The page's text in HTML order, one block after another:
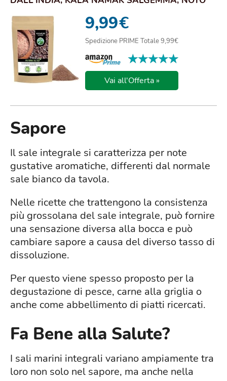
COME SALE NERO (...9,99€
Spedizione PRIME Totale 9,99€
★★★★★
★★★★★
Vai all'Offerta »
Sapore
Il sale integrale si caratterizza per note
gustative aromatiche, differenti dal normale
sale bianco da tavola.
Nelle ricette che trattengono la consistenza
più grossolana del sale integrale, può fornire
una sensazione diversa alla bocca e può
cambiare sapore a causa del diverso tasso di
dissoluzione.
Per questo viene spesso proposto per la
degustazione di pesce, carne alla griglia o
anche come abbellimento di piatti ricercati.
Fa Bene alla Salute?
I sali marini integrali variano ampiamente tra
loro non solo nel sapore, ma anche nella